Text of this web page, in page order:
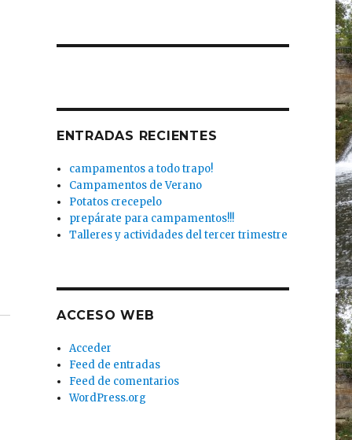
ENTRADAS RECIENTES
campamentos a todo trapo!
Campamentos de Verano
Potatos crecepelo
prepárate para campamentos!!!
Talleres y actividades del tercer trimestre
ACCESO WEB
Acceder
Feed de entradas
Feed de comentarios
WordPress.org